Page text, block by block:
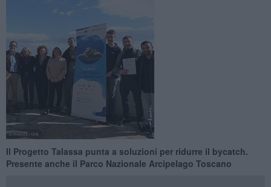
Il Progetto Talassa punta a soluzioni per ridurre il bycatch.
Presente anche il Parco Nazionale Arcipelago Toscano